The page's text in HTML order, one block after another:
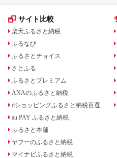
サイト比較
楽天ふるさと納税
ふるなび
ふるさとチョイス
さとふる
ふるさとプレミアム
ANAのふるさと納税
dショッピングふるさと納税百選
au PAY ふるさと納税
ふるさと本舗
ヤフーのふるさと納税
マイナビふるさと納税